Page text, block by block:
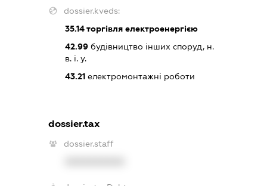
dossier.kveds:
35.14торгівля електроенергією
42.99будівництво інших споруд, н.
в. і. у.
43.21електромонтажні роботи
dossier.tax
dossier.staff